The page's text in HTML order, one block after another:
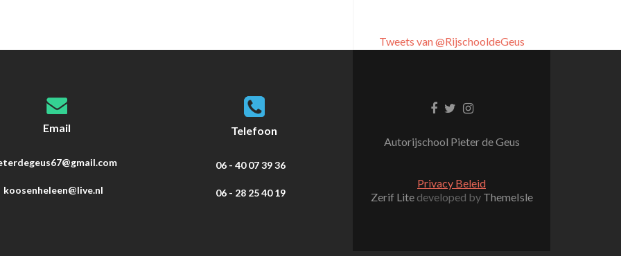
Tweets van @RijschooldeGeus
Email
koosenheleen@live.nl
Telefoon
06 - 40 07 39 36
06 - 28 25 40 19
Facebook link
Twitter link
Instagram link
Autorijschool Pieter de Geus
Privacy Beleid
Zerif Lite developed by ThemeIsle